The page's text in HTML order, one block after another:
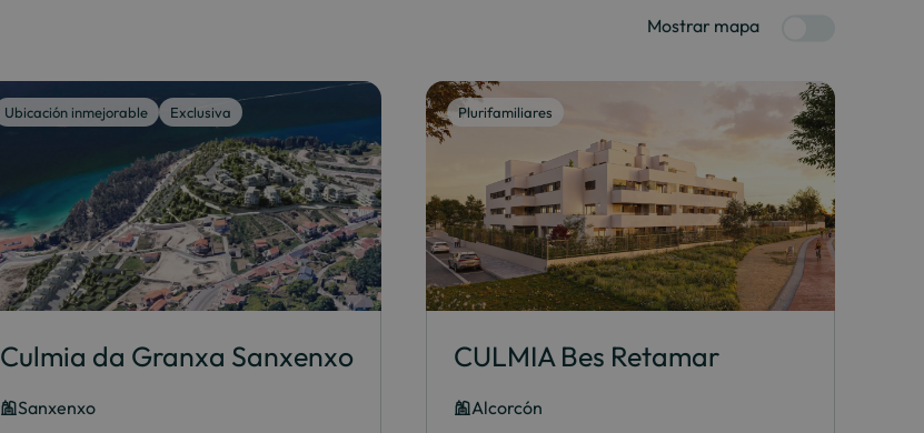
Mostrar mapa
Ubicación inmejorable Exclusiva
Culmia da Granxa Sanxenxo
Sanxenxo
Plurifamiliares
CULMIA Bes Retamar
Alcorcón